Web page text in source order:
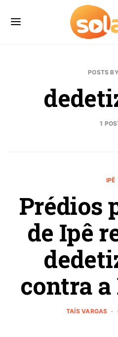
POSTS
1
IPÊ
Prédios
de Ipê
contra a
TAÍS VARGAS